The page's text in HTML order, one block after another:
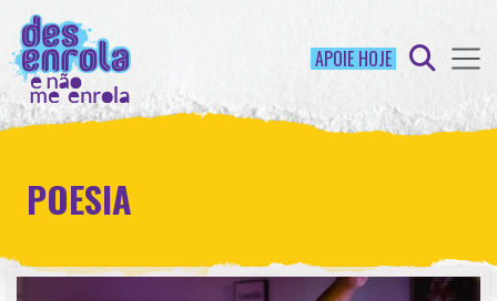
APOIE HOJE
POESIA